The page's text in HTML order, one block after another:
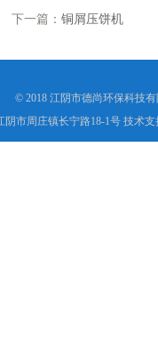
下一篇： 铜屑压饼机
© 2018 江阴市德尚环保科技
阴市周庄镇长宁路18-1号 技术